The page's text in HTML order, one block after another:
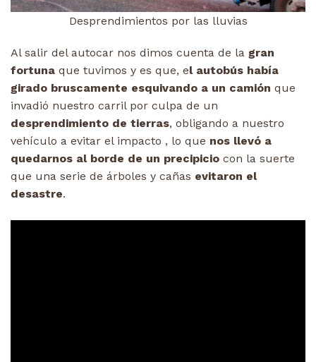
Desprendimientos por las lluvias
Al salir del autocar nos dimos cuenta de la gran
fortuna que tuvimos y es que, el autobús había
girado bruscamente esquivando a un camión que
invadió nuestro carril por culpa de un
desprendimiento de tierras, obligando a nuestro
vehículo a evitar el impacto , lo que nos llevó a
quedarnos al borde de un precipicio con la suerte
que una serie de árboles y cañas evitaron el
desastre.